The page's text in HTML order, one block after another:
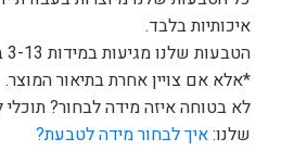
איכותיות בלבד.
*אלא אם צויין אחרת בתיאור המוצר.
לא בטוחה איזה מידה לבחור? תוכלי
שלנו:איך לבחור מידה לטבעת?